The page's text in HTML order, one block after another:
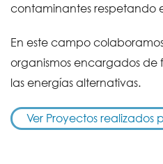
contaminantes respetando
En este campo
organismos encargados de
las energías alternativas.
Ver Proyectos realizados